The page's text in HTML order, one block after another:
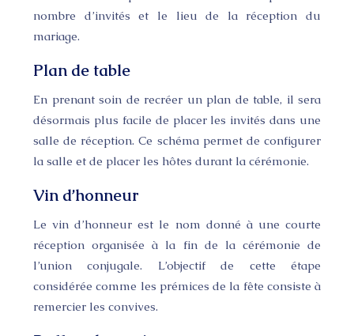
nombre d’invités et le lieu de la réception du
mariage.
Plan de table
En prenant soin de recréer un plan de table, il sera
désormais plus facile de placer les invités dans une
salle de réception. Ce schéma permet de configurer
la salle et de placer les hôtes durant la cérémonie.
Vin d’honneur
Le vin d’honneur est le nom donné à une courte
réception organisée à la fin de la cérémonie de
l’union conjugale. L’objectif de cette étape
considérée comme les prémices de la fête consiste à
remercier les convives.